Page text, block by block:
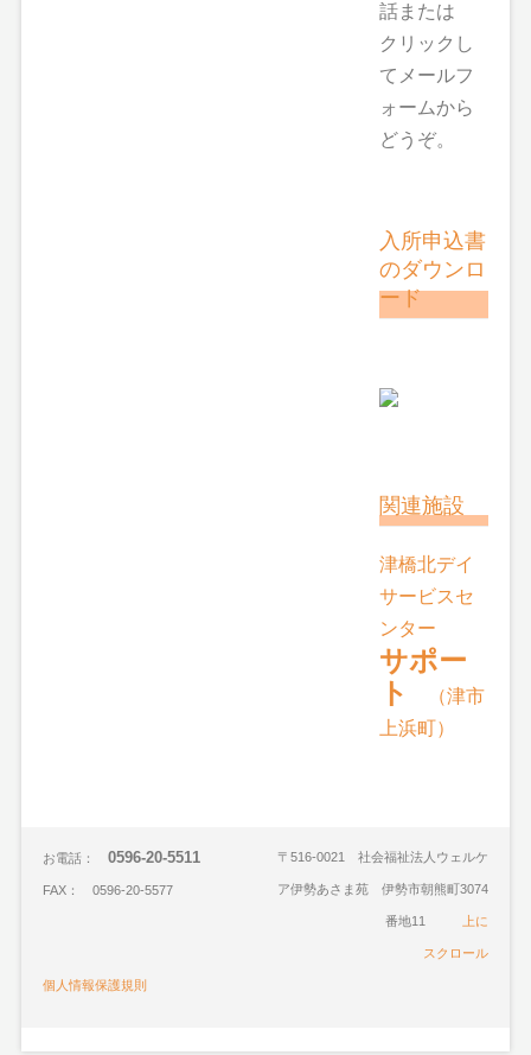
話または
クリックし
てメールフ
ォームから
どうぞ。
入所申込書
のダウンロ
ード
関連施設
津橋北デイ
サービスセ
ンター
サポー
ト
（津市
上浜町）
お電話：0596-20-5511
FAX： 0596-20-5577
〒516-0021 社会福祉法人ウェルケ
ア伊勢あさま苑 伊勢市朝熊町3074
番地11 上に
スクロール
個人情報保護規則